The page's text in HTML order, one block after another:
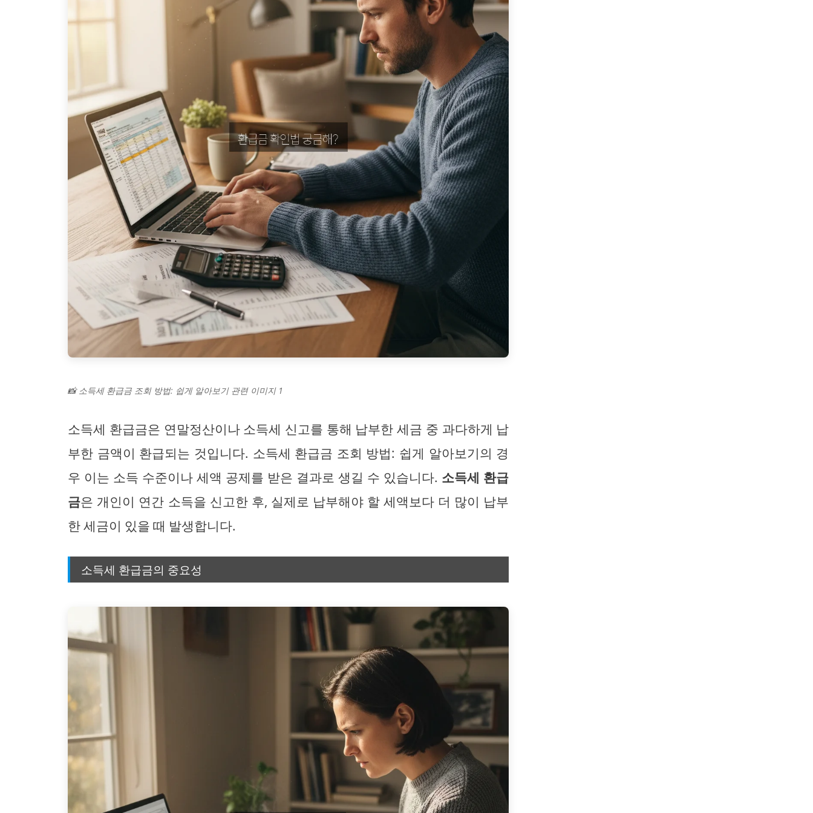
📸 소득세 환급금 조회 방법: 쉽게 알아보기 관련 이미지 1
소득세 환급금은 연말정산이나 소득세 신고를 통해 납부한 세금 중 과다하게 납
부한 금액이 환급되는 것입니다. 소득세 환급금 조회 방법: 쉽게 알아보기의 경
우 이는 소득 수준이나 세액 공제를 받은 결과로 생길 수 있습니다. 소득세 환급
금은 개인이 연간 소득을 신고한 후, 실제로 납부해야 할 세액보다 더 많이 납부
한 세금이 있을 때 발생합니다.
소득세 환급금의 중요성